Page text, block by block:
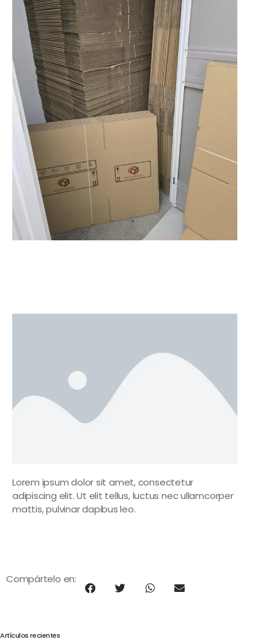
Lorem ipsum dolor sit amet, consectetur
adipiscing elit. Ut elit tellus, luctus nec ullamcorper
mattis, pulvinar dapibus leo.
Compártelo en:
Artículos recientes